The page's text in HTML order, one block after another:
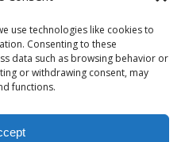
use technologies like cookies to
Consenting to these
data such as browsing behavior or
or withdrawing consent, may
functions.
σε ορισμένες περιπτώσεις, να
γνωστικών
σε έναν περιορισμένο